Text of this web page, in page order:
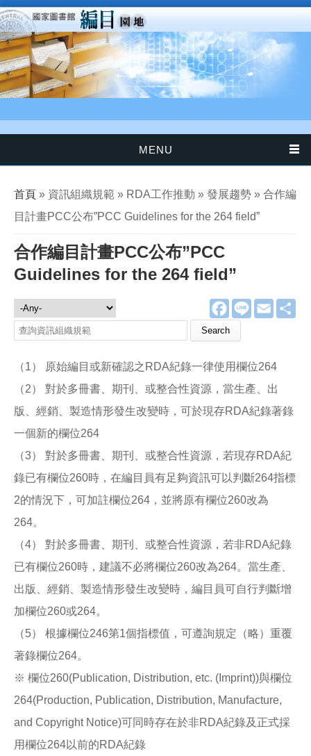
移至主內容
MENU
您在這裡
首頁 » 資訊組織規範 » RDA工作推動 » 發展趨勢 » 合作編
目計畫PCC公布”PCC Guidelines for the 264 field”
合作編目計畫PCC公布”PCC
Guidelines for the 264 field”
F
a
e
o
o
k
L
E
m
資訊組織規範
Search this site
（1） 原始編目或新確認之RDA紀錄一律使用欄位264
（2） 對於多冊書、期刊、或整合性資源，當生產、出
版、經銷、製造情形發生改變時，可於現存RDA紀錄著錄
一個新的欄位264
（3） 對於多冊書、期刊、或整合性資源，若現存RDA紀
錄已有欄位260時，在編目員有足夠資訊可以判斷264指標
2的情況下，可加註欄位264，並將原有欄位260改為
264。
（4） 對於多冊書、期刊、或整合性資源，若非RDA紀錄
已有欄位260時，建議不必將欄位260改為264。當生產、
出版、經銷、製造情形發生改變時，編目員可自行判斷增
加欄位260或264。
（5） 根據欄位246第1個指標值，可遵詢規定（略）重覆
著錄欄位264。
※ 欄位260(Publication, Distribution, etc. (Imprint))與欄位
264(Production, Publication, Distribution, Manufacture,
and Copyright Notice)可同時存在於非RDA紀錄及正式採
用欄位264以前的RDA紀錄